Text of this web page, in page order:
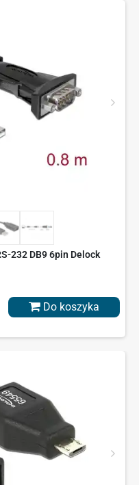
232 DB9 6pin Delock
Do koszyka